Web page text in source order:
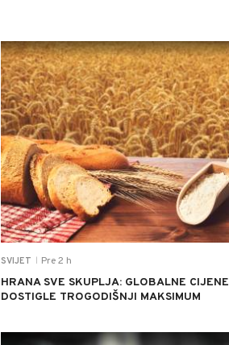
SVIJET Pre 2 h
HRANA SVE SKUPLJA: GLOBALNE CIJENE
DOSTIGLE TROGODIŠNJI MAKSIMUM